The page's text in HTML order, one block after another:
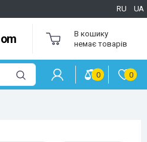
RU UA
В кошику
немає товарів
0 0